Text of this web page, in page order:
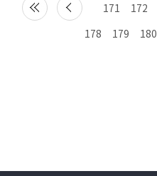
171 172
178
179 180